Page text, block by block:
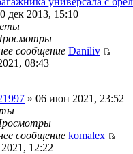
дек 2013, 15:10
сообщение Daniliv
08:43
» 06 июн 2021, 23:52
сообщение komalex
12:22